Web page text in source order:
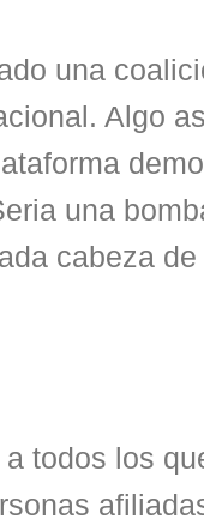
una
Algo
una
cabeza
todos los